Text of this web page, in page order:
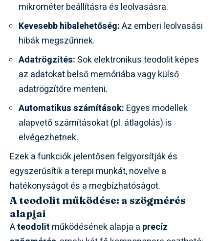
mikrométer beállításra és leolvasásra.
Kevesebb hibalehetőség:Az emberi leolvasási
hibák megszűnnek.
Adatrögzítés: Sok elektronikus teodolit képes
az adatokat belső memóriába vagy külső
adatrögzítőre menteni.
Automatikus számítások: Egyes modellek
alapvető számításokat (pl. átlagolás) is
elvégezhetnek.
Ezek a funkciók jelentősen felgyorsítják és
egyszerűsítik a terepi munkát, növelve a
hatékonyságot és a megbízhatóságot.
A teodolit működése: a szögmérés
alapjai
Ateodolit működésének alapja a precíz